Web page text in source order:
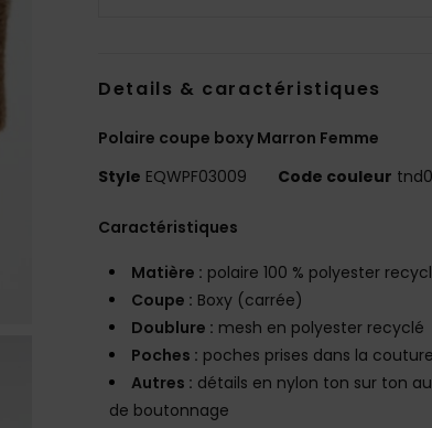
Details & caractéristiques
Polaire coupe boxy Marron Femme
Style EQWPF03009 Code couleur tnd0
Caractéristiques
Matière : polaire 100 % polyester
Coupe : Boxy (carrée)
Doublure : mesh en polyester recyclé
Poches : poches prises dans la
Autres : détails en nylon ton sur ton
de boutonnage